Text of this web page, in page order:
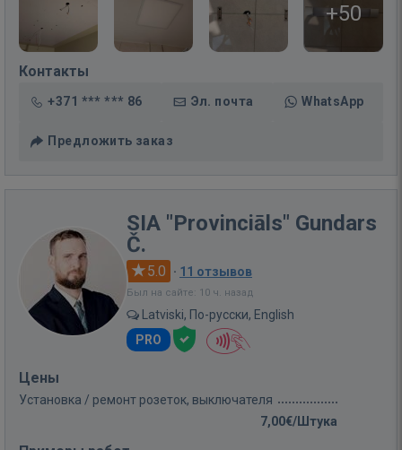
+50
Контакты
+371 *** *** 86 Эл. почта WhatsApp
Предложить заказ
SIA "Provinciāls" Gundars
Č.
5.0 · 11 отзывов
Был на сайте: 10 ч. назад
Latviski, По-русски, English
PRO
Цены
Установка / ремонт розеток, выключателя
7,00€/Штука